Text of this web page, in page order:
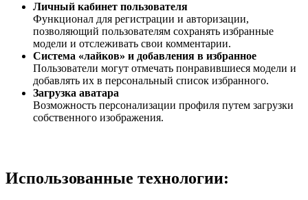
Личный кабинет пользователя
Функционал для регистрации и авторизации,
позволяющий пользователям сохранять избранные
модели и отслеживать свои комментарии.​
Система «лайков» и добавления в избранное
Пользователи могут отмечать понравившиеся модели и
добавлять их в персональный список избранного.​
Загрузка аватара
Возможность персонализации профиля путем загрузки
собственного изображения.​
Использованные технологии: